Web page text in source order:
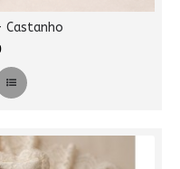
Castanho